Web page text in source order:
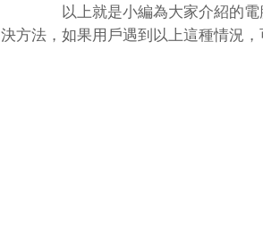
以上就是小編為大家介紹的電
決方法，如果用戶遇到以上這種情況，